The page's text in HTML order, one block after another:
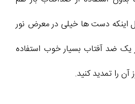
اینکه دست ها خیلی در معرض نور
یک ضد آفتاب بسیار خوب استفاده
آن را تمدید کنید.